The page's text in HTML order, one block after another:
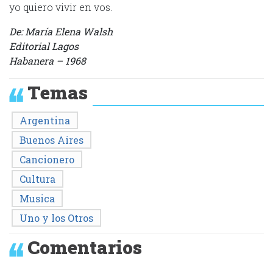
yo quiero vivir en vos.
De: María Elena Walsh
Editorial Lagos
Habanera – 1968
Temas
Argentina
Buenos Aires
Cancionero
Cultura
Musica
Uno y los Otros
Comentarios